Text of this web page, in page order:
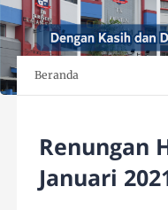
Beranda
Renungan
Januari